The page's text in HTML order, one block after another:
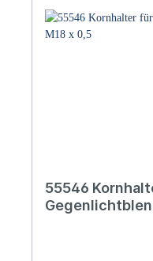
55546